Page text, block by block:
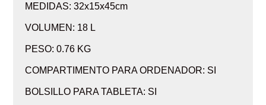
MEDIDAS: 32x15x45cm
VOLUMEN: 18 L
PESO: 0.76 KG
COMPARTIMENTO PARA ORDENADOR: SI
BOLSILLO PARA TABLETA: SI